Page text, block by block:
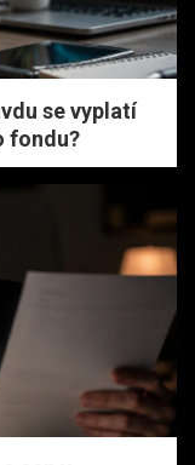
se vyplatí
fondu?